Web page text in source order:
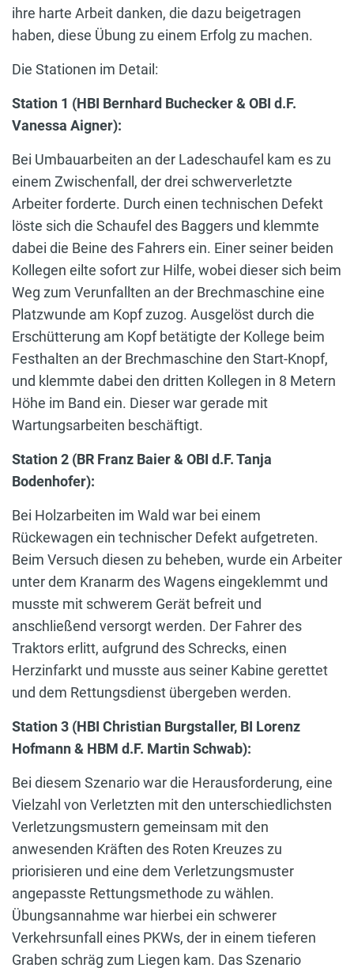
ihre harte Arbeit danken, die dazu beigetragen
haben, diese Übung zu einem Erfolg zu machen.
Die Stationen im Detail:
Station 1 (HBI Bernhard Buchecker & OBI d.F.
Vanessa Aigner):
Bei Umbauarbeiten an der Ladeschaufel kam es zu
einem Zwischenfall, der drei schwerverletzte
Arbeiter forderte. Durch einen technischen Defekt
löste sich die Schaufel des Baggers und klemmte
dabei die Beine des Fahrers ein. Einer seiner beiden
Kollegen eilte sofort zur Hilfe, wobei dieser sich beim
Weg zum Verunfallten an der Brechmaschine eine
Platzwunde am Kopf zuzog. Ausgelöst durch die
Erschütterung am Kopf betätigte der Kollege beim
Festhalten an der Brechmaschine den Start-Knopf,
und klemmte dabei den dritten Kollegen in 8 Metern
Höhe im Band ein. Dieser war gerade mit
Wartungsarbeiten beschäftigt.
Station 2 (BR Franz Baier & OBI d.F. Tanja
Bodenhofer):
Bei Holzarbeiten im Wald war bei einem
Rückewagen ein technischer Defekt aufgetreten.
Beim Versuch diesen zu beheben, wurde ein Arbeiter
unter dem Kranarm des Wagens eingeklemmt und
musste mit schwerem Gerät befreit und
anschließend versorgt werden. Der Fahrer des
Traktors erlitt, aufgrund des Schrecks, einen
Herzinfarkt und musste aus seiner Kabine gerettet
und dem Rettungsdienst übergeben werden.
Station 3 (HBI Christian Burgstaller, BI Lorenz
Hofmann & HBM d.F. Martin Schwab):
Bei diesem Szenario war die Herausforderung, eine
Vielzahl von Verletzten mit den unterschiedlichsten
Verletzungsmustern gemeinsam mit den
anwesenden Kräften des Roten Kreuzes zu
priorisieren und eine dem Verletzungsmuster
angepasste Rettungsmethode zu wählen.
Übungsannahme war hierbei ein schwerer
Verkehrsunfall eines PKWs, der in einem tieferen
Graben schräg zum Liegen kam. Das Szenario